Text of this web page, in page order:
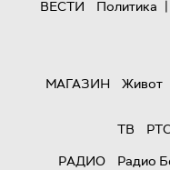
ВЕСТИ Политика |
МАГАЗИН
Живот
ТВ
РАДИО
Радио